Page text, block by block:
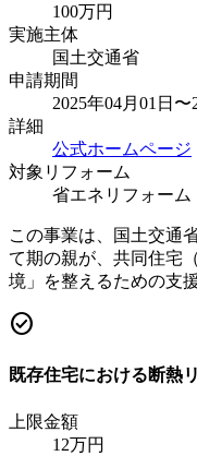
100万円
実施主体
国土交通省
申請期間
2025年04月01日〜
詳細
公式ホームページ
対象リフォーム
省エネリフォーム
この事業は、国土交通
て期の親が、共同住宅
境」を整えるための支
check_circle
既存住宅における断熱
上限金額
12万円